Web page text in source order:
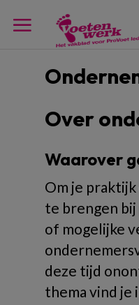
Over
Waarover
Om je
te brengen
of mogelijke
deze tijd
thema vind